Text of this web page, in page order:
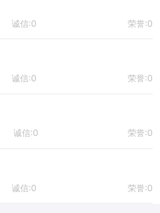
诚信:0 荣誉:0
诚信:0 荣誉:0
诚信:0 荣誉:0
诚信:0 荣誉:0